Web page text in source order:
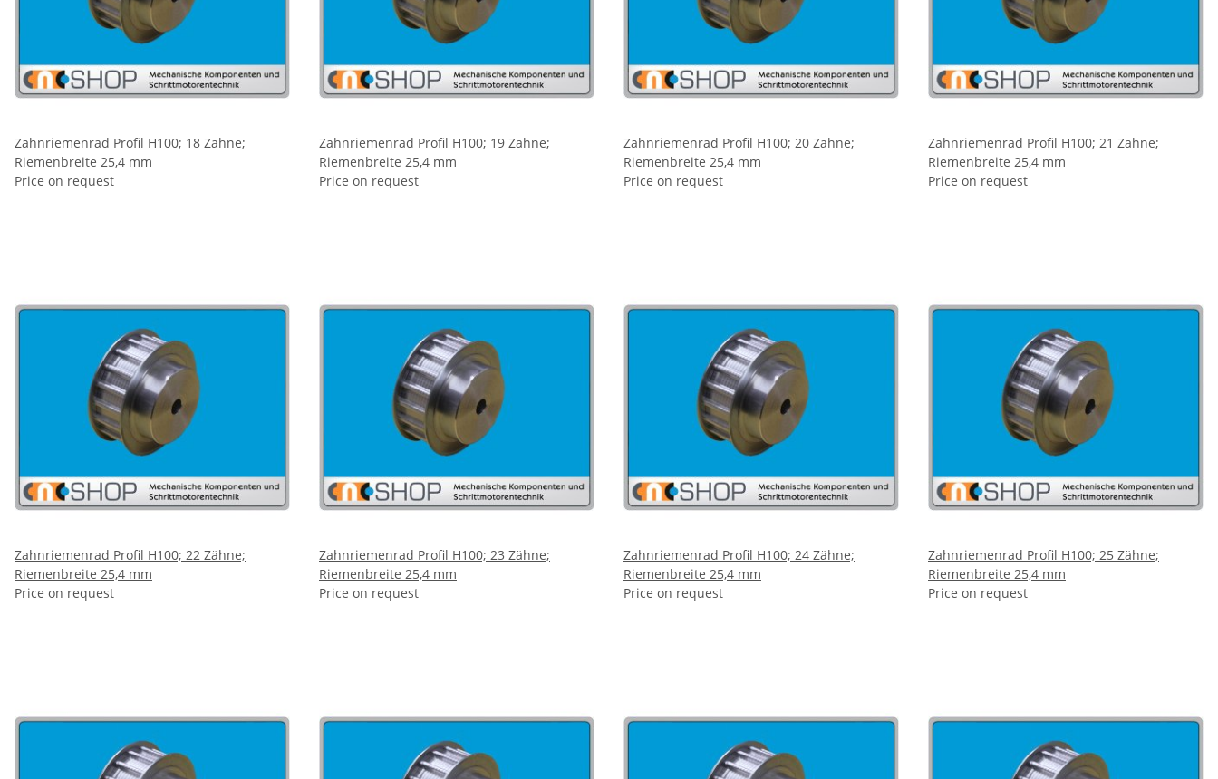
Zahnriemenrad Profil H100; 18 Zähne;
Riemenbreite 25,4 mm
Price on request
Zahnriemenrad Profil H100; 19 Zähne;
Riemenbreite 25,4 mm
Price on request
Zahnriemenrad Profil H100; 20 Zähne;
Riemenbreite 25,4 mm
Price on request
Zahnriemenrad Profil H100; 21 Zähne;
Riemenbreite 25,4 mm
Price on request
Zahnriemenrad Profil H100; 22 Zähne;
Riemenbreite 25,4 mm
Price on request
Zahnriemenrad Profil H100; 23 Zähne;
Riemenbreite 25,4 mm
Price on request
Zahnriemenrad Profil H100; 24 Zähne;
Riemenbreite 25,4 mm
Price on request
Zahnriemenrad Profil H100; 25 Zähne;
Riemenbreite 25,4 mm
Price on request